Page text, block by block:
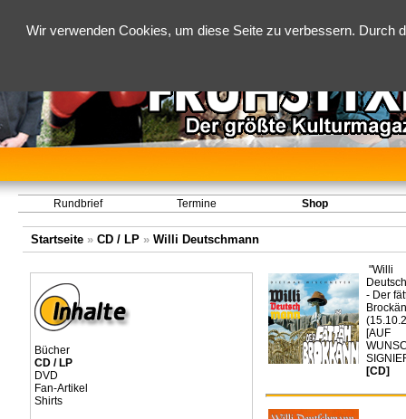
Wir verwenden Cookies, um diese Seite zu verbessern.
Rundbrief Termine Shop
Startseite» CD / LP» Willi Deutschmann
Bücher
CD / LP
DVD
Fan-Artikel
Shirts
"Willi
- Der
[AUF
[CD]